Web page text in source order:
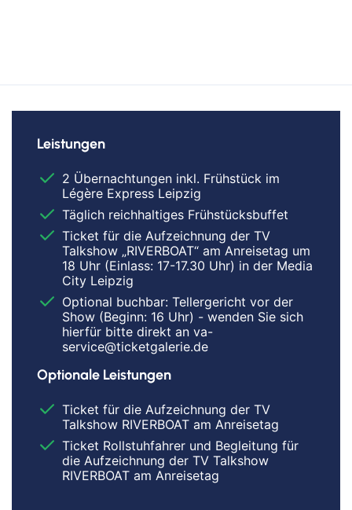
Leistungen
2 Übernachtungen inkl. Frühstück im
Légère Express Leipzig
Täglich reichhaltiges Frühstücksbuffet
Ticket für die Aufzeichnung der TV
Talkshow „RIVERBOAT“ am Anreisetag um
18 Uhr (Einlass: 17-17.30 Uhr) in der Media
City Leipzig
Optional buchbar: Tellergericht vor der
Show (Beginn: 16 Uhr) - wenden Sie sich
hierfür bitte direkt an va-
service@ticketgalerie.de
Optionale Leistungen
Ticket für die Aufzeichnung der TV
Talkshow RIVERBOAT am Anreisetag
Ticket Rollstuhfahrer und Begleitung für
die Aufzeichnung der TV Talkshow
RIVERBOAT am Anreisetag